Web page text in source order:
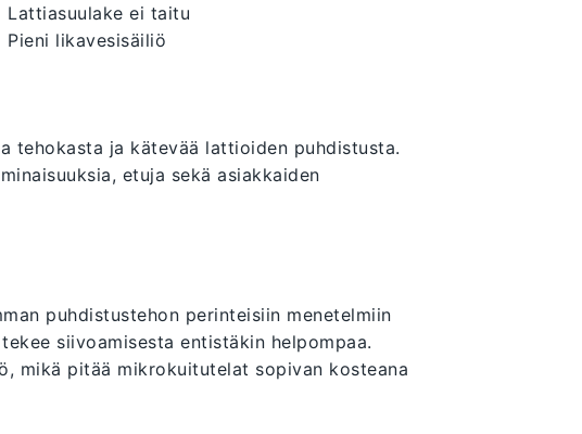
Lattiasuulake ei taitu
Pieni likavesisäiliö
tehokasta ja kätevää lattioiden puhdistusta.
etuja sekä asiakkaiden
puhdistustehon perinteisiin menetelmiin
siivoamisesta entistäkin helpompaa.
mikä pitää mikrokuitutelat sopivan kosteana